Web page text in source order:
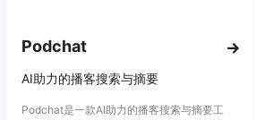
Podchat
AI助力的播客搜索与摘要
Podchat是一款AI助力的播客搜索与摘要工